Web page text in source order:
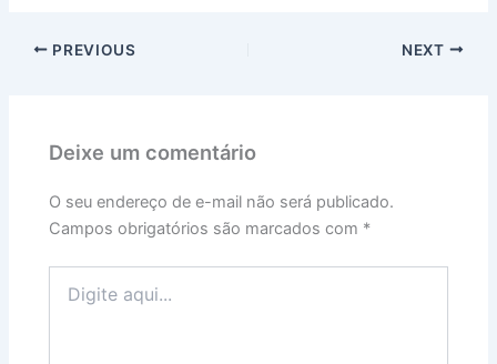
Whartilh
PREVIOUS NEXT
Deixe um comentário
O seu endereço de e-mail não será publicado.
Campos obrigatórios são marcados com *
aqui...